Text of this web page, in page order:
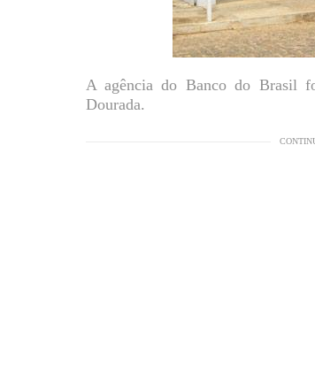
A agência do Banco do Brasil
Dourada.